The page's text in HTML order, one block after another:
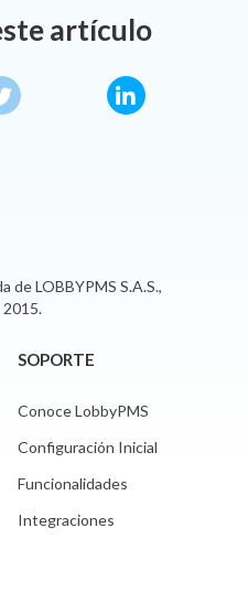
artículo
Twitter LinkedIn
de LOBBYPMS S.A.S.,
2015.
SOPORTE
Conoce LobbyPMS
Configuración Inicial
Funcionalidades
Integraciones